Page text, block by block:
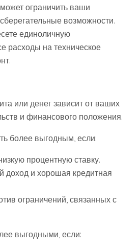
ограничить ваши
возможности.
единоличную
расходы на техническое
или денег зависит от ваших
и финансового положения.
более выгодным, если:
процентную ставку.
доход и хорошая кредитная
ограничений, связанных с
выгодными, если: